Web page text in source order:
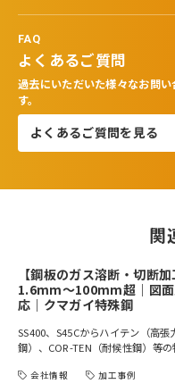
FAQ
よくあるご質問
過去にいただいた様々なお問
す。
よくあるご質問を見る
関
【鋼板のガス溶断・切断
1.6mm～100mm超｜図
応｜クマガイ特殊鋼
SS400、S45Cからハイテン（高張
鋼）、COR-TEN（耐候性鋼）等
会社情報 加工事例